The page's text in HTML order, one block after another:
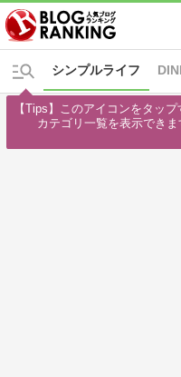
シンプルライフ
【Tips】このアイコンをタップ
カテゴリ一覧を表示できま